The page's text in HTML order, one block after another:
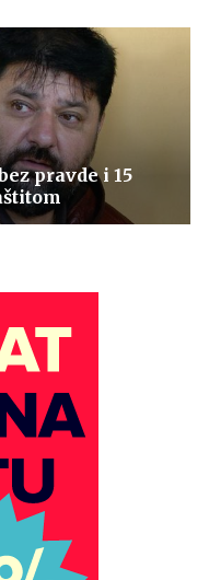
pravde i 15